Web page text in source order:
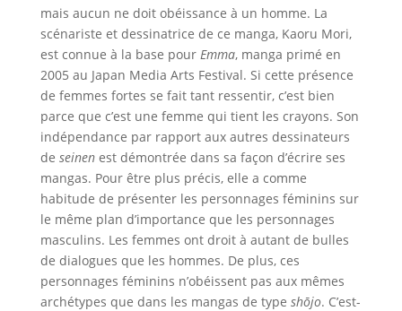
mais aucun ne doit obéissance à un homme. La
scénariste et dessinatrice de ce manga, Kaoru Mori,
est connue à la base pour Emma, manga primé en
2005 au Japan Media Arts Festival. Si cette présence
de femmes fortes se fait tant ressentir, c’est bien
parce que c’est une femme qui tient les crayons. Son
indépendance par rapport aux autres dessinateurs
de seinenest démontrée dans sa façon d’écrire ses
mangas. Pour être plus précis, elle a comme
habitude de présenter les personnages féminins sur
le même plan d’importance que les personnages
masculins. Les femmes ont droit à autant de bulles
de dialogues que les hommes. De plus, ces
personnages féminins n’obéissent pas aux mêmes
archétypes que dans les mangas de type shōjo. C’est-